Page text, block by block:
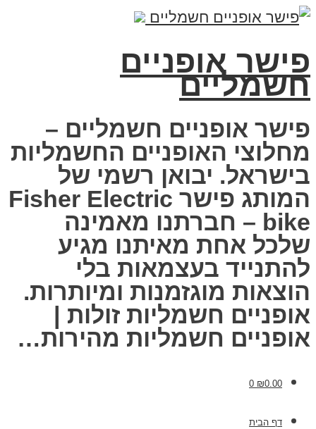
פישר אופניים
חשמליים
פישר אופניים חשמליים –
מחלוצי האופניים החשמליות
בישראל. יבואן רשמי של
המותג פישר Fisher Electric
bike – חברתנו מאמינה
שלכל אחת מאיתנו מגיע
להתנייד בעצמאות בלי
הוצאות מוגזמנות ומיותרות.
אופניים חשמליות זולות |
אופניים חשמליות מהירות…
₪0.00
0
דף הבית